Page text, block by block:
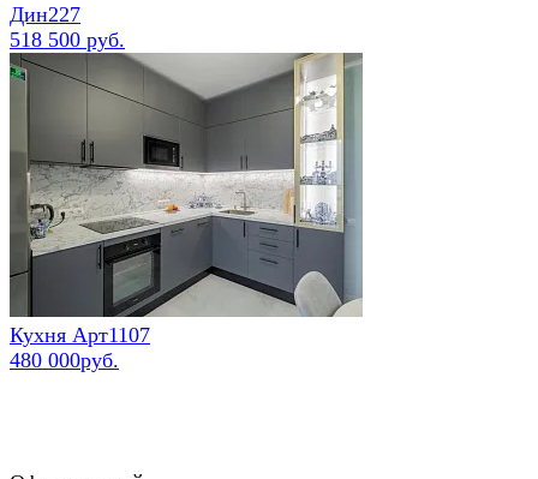
Дин227
518 500 руб.
Кухня Арт1107
480 000руб.